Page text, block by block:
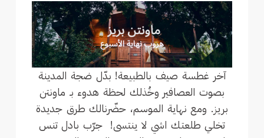
آخر غطسة صيف بالطبيعة! بدّل ضجة المدينة
بصوت العصافير وخُذلك لحظة هدوء بـ ماونتن
بريز. ومع نهاية الموسم، حضّرنالك طرق جديدة
تخلي طلعتك اشي لا ينتسى! جرّب بادل تنس